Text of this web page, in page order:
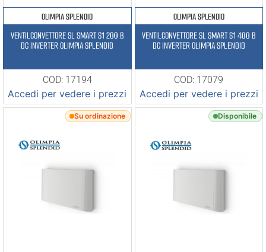
OLIMPIA SPLENDID
VENTILCONVETTORE SL SMART S1 200 B
DC INVERTER OLIMPIA SPLENDID
COD: 17194
Accedi per vedere i prezzi
OLIMPIA SPLENDID
VENTILCONVETTORE SL SMART S1 400 B
DC INVERTER OLIMPIA SPLENDID
COD: 17079
Accedi per vedere i prezzi
Su ordinazione Disponibile